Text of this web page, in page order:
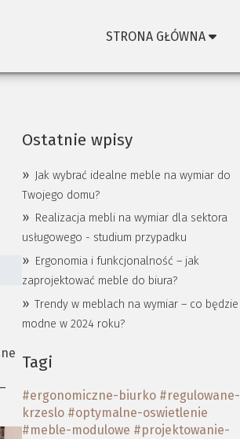
STRONA GŁÓWNA
Ostatnie wpisy
Jak wybrać idealne meble na wymiar do
Twojego domu?
Realizacja mebli na wymiar dla sektora
usługowego - studium przypadku
Ergonomia i funkcjonalność – jak
zaprojektować meble do biura?
Trendy w meblach na wymiar – co będzie
modne w 2024 roku?
Tagi
#ergonomiczne-biurko #regulowane-
krzeslo #optymalne-oswietlenie
#meble-modulowe #projektowanie-